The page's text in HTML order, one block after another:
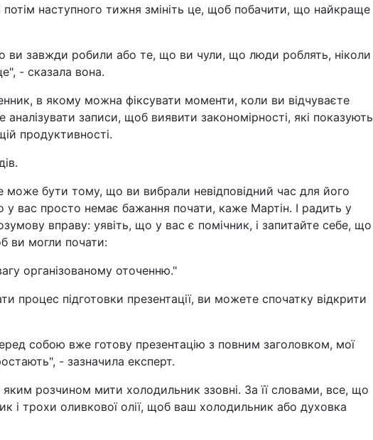
потім наступного тижня змініть це, щоб побачити, що найкраще
завжди робили або те, що ви чули, що люди роблять, ніколи
- сказала вона.
в якому можна фіксувати моменти, коли ви відчуваєте
записи, щоб виявити закономірності, які показують
продуктивності.
може бути тому, що ви вибрали невідповідний час для його
вас просто немає бажання почати, каже Мартін. І радить у
вправу: уявіть, що у вас є помічник, і запитайте себе, що
ви могли почати:
організованому оточенню."
процес підготовки презентації, ви можете спочатку відкрити
собою вже готову презентацію з повним заголовком, мої
- зазначила експерт.
яким розчином мити холодильник ззовні. За її словами, все, що
і трохи оливкової олії, щоб ваш холодильник або духовка